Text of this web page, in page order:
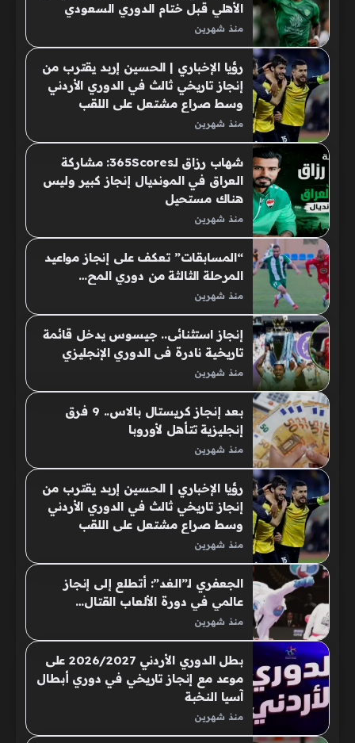
الأهلي قبل ختام الدوري السعودي
منذ شهرين
رؤيا الإخباري | الحسين إربد يقترب من
إنجاز تاريخي ثالث في الدوري الأردني
وسط صراع مشتعل على اللقب
منذ شهرين
شهاب رزاق لـ365Scores: مشاركة
العراق في المونديال إنجاز كبير وليس
هناك مستحيل
منذ شهرين
“المسابقات” تعكف على إنجاز مواعيد
المرحلة الثالثة من دوري المح…
منذ شهرين
إنجاز استثنائى.. جيسوس يدخل قائمة
تاريخية نادرة فى الدوري الإنجليزي
منذ شهرين
بعد إنجاز كريستال بالاس.. 9 فرق
إنجليزية تتأهل لأوروبا
منذ شهرين
رؤيا الإخباري | الحسين إربد يقترب من
إنجاز تاريخي ثالث في الدوري الأردني
وسط صراع مشتعل على اللقب
منذ شهرين
الجعفري لـ”الغد”: أتطلع إلى إنجاز
عالمي في دورة الألعاب القتال…
منذ شهرين
بطل الدوري الأردني 2026/2027 على
موعد مع إنجاز تاريخي في دوري أبطال
آسيا النخبة
منذ شهرين